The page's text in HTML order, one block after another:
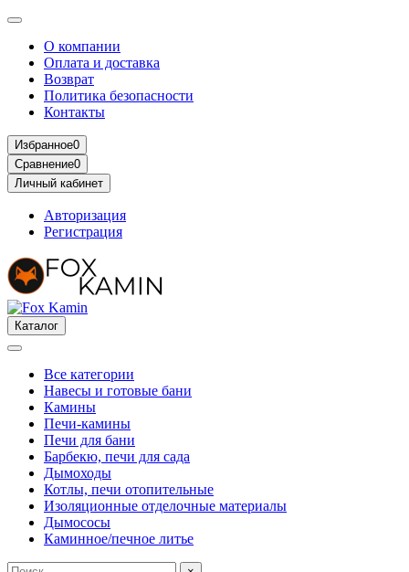
О компании
Оплата и доставка
Возврат
Политика безопасности
Контакты
Избранное0
Сравнение0
Личный кабинет
Авторизация
Регистрация
Каталог
Все категории
Навесы и готовые бани
Камины
Печи-камины
Печи для бани
Барбекю, печи для сада
Дымоходы
Котлы, печи отопительные
Изоляционные отделочные материалы
Дымососы
Каминное/печное литье